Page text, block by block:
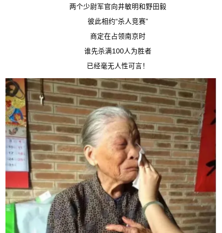
两个少尉军官向井敏明和野田毅
彼此相约“杀人竞赛”
商定在占领南京时
谁先杀满100人为胜者
已经毫无人性可言！